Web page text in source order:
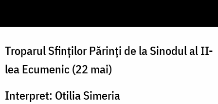
Troparul Sfinților Părinți de la Sinodul al II-
lea Ecumenic (22 mai)
Interpret: Otilia Simeria